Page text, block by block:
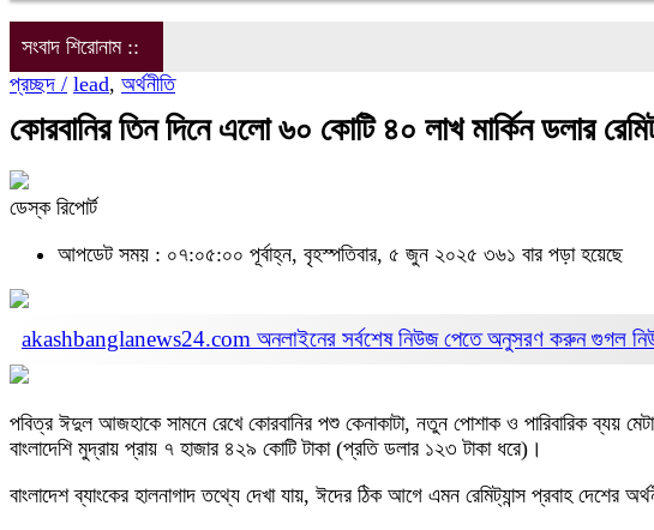
সংবাদ শিরোনাম ::
প্রচ্ছদ / lead, অর্থনীতি
কোরবানির তিন দিনে এলো ৬০ কোটি ৪০ লাখ মার্কিন ডলার
ডেস্ক রিপোর্ট
আপডেট সময় : ০৭:০৫:০০ পূর্বাহ্ন, বৃহস্পতিবার, ৫ জুন ২০২৫ ৩৬১ বার পড়া হয়েছে
akashbanglanews24.com অনলাইনের সর্বশেষ নিউজ পেতে অনুসরণ করুনগুগল
পবিত্র ঈদুল আজহাকে সামনে রেখে কোরবানির পশু কেনাকাটা, নতুন পোশাক ও পারিবারিক ব্যয়
বাংলাদেশি মুদ্রায় প্রায় ৭ হাজার ৪২৯ কোটি টাকা (প্রতি ডলার ১২৩ টাকা ধরে)।
বাংলাদেশ ব্যাংকের হালনাগাদ তথ্যে দেখা যায়, ঈদের ঠিক আগে এমন রেমিট্যান্স প্রবাহ দেশের